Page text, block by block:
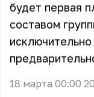
будет первая
составом
18 марта 00:00